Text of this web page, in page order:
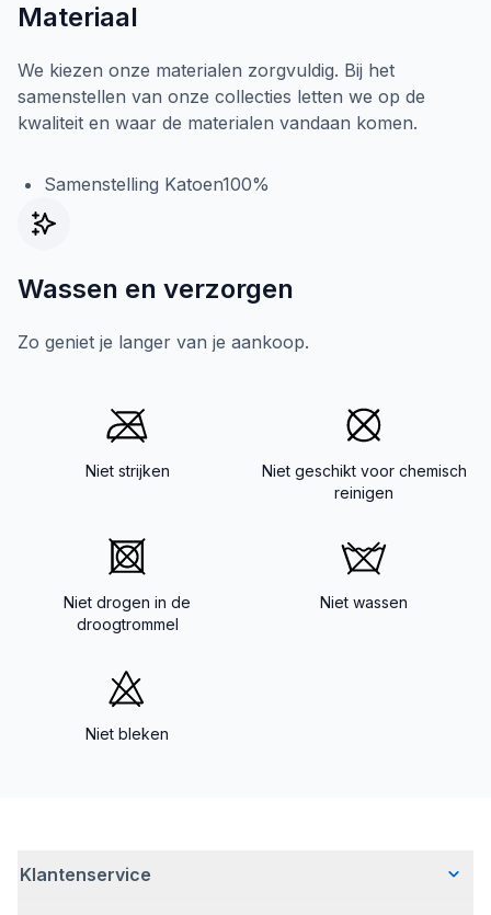
Materiaal
We kiezen onze materialen zorgvuldig. Bij het
samenstellen van onze collecties letten we op de
kwaliteit en waar de materialen vandaan komen.
Samenstelling Katoen100%
Wassen en verzorgen
Zo geniet je langer van je aankoop.
Niet strijken
Niet geschikt voor chemisch
reinigen
Niet drogen in de
droogtrommel
Niet wassen
Niet bleken
Klantenservice